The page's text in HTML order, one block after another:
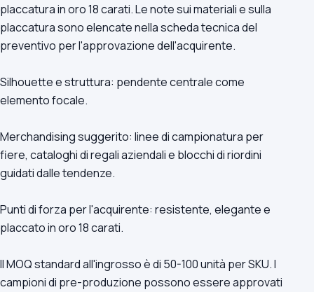
placcatura in oro 18 carati. Le note sui materiali e sulla
placcatura sono elencate nella scheda tecnica del
preventivo per l'approvazione dell'acquirente.
Silhouette e struttura: pendente centrale come
elemento focale.
Merchandising suggerito: linee di campionatura per
fiere, cataloghi di regali aziendali e blocchi di riordini
guidati dalle tendenze.
Punti di forza per l'acquirente: resistente, elegante e
placcato in oro 18 carati.
Il MOQ standard all'ingrosso è di 50-100 unità per SKU. I
campioni di pre-produzione possono essere approvati